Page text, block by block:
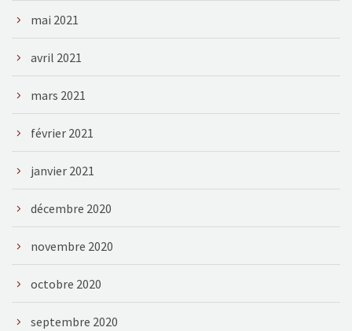
mai 2021
avril 2021
mars 2021
février 2021
janvier 2021
décembre 2020
novembre 2020
octobre 2020
septembre 2020